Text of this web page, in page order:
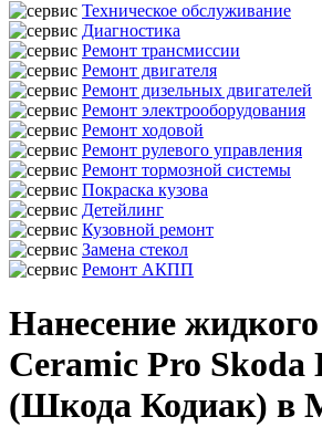
Техническое обслуживание
Диагностика
Ремонт трансмиссии
Ремонт двигателя
Ремонт дизельных двигателей
Ремонт электрооборудования
Ремонт ходовой
Ремонт рулевого управления
Ремонт тормозной системы
Покраска кузова
Детейлинг
Кузовной ремонт
Замена стекол
Ремонт АКПП
Нанесение
Ceramic Pro Skoda
(Шкода Кодиак) в